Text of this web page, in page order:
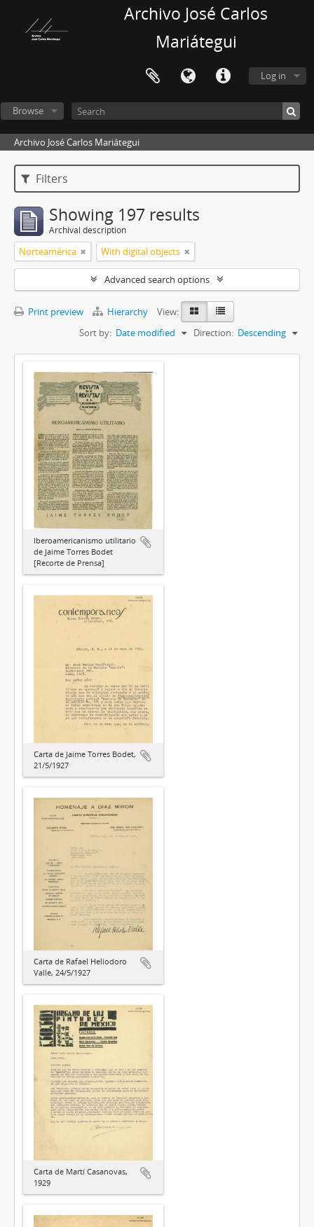
Archivo José Carlos
Mariátegui
Log in
Browse
Archivo José Carlos Mariátegui
Filters
Showing 197 results
Archival description
Norteamérica With digital objects
Advanced search options
Print preview Hierarchy
View:
Sort by: Date modified Direction: Descending
Iberoamericanismo utilitario
de Jaime Torres Bodet
[Recorte de Prensa]
Carta de Jaime Torres Bodet,
21/5/1927
Carta de Rafael Heliodoro
Valle, 24/5/1927
Carta de Martí Casanovas,
1929